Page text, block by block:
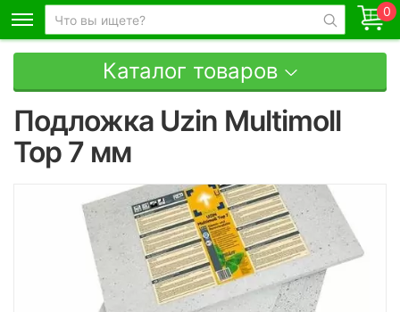
0
Каталог товаров
Подложка Uzin Multimoll
Top 7 мм